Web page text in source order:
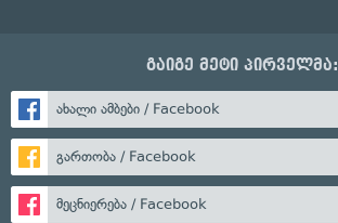
გაიგე მეტი პირველმა:
ახალი ამბები / Facebook
გართობა / Facebook
მეცნიერება / Facebook